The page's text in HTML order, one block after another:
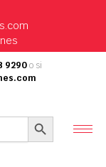
9290o si
Botón de búsqueda